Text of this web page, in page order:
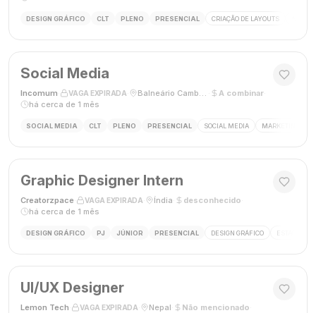
DESIGN GRÁFICO CLT PLENO PRESENCIAL CRIAÇÃO DE LAYOUTS
Social Media
Incomum VAGA EXPIRADA Balneário Camboriú, SC A combinar·
há cerca de 1 mês
SOCIAL MEDIA CLT PLENO PRESENCIAL SOCIAL MEDIA MARKETING
Graphic Designer Intern
Creatorzpace VAGA EXPIRADA Índia desconhecido
há cerca de 1 mês
DESIGN GRÁFICO PJ JÚNIOR PRESENCIAL DESIGN GRÁFICO ESTÁGIO
UI/UX Designer
Lemon Tech VAGA EXPIRADA Nepal Não mencionado